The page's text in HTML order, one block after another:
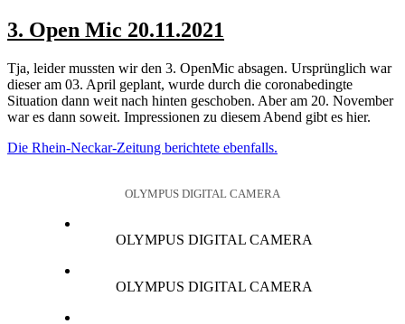
3. Open Mic 20.11.2021
Tja, leider mussten wir den 3. OpenMic absagen. Ursprünglich war
dieser am 03. April geplant, wurde durch die coronabedingte
Situation dann weit nach hinten geschoben. Aber am 20. November
war es dann soweit. Impressionen zu diesem Abend gibt es hier.
Die Rhein-Neckar-Zeitung berichtete ebenfalls.
OLYMPUS DIGITAL CAMERA
OLYMPUS DIGITAL CAMERA
OLYMPUS DIGITAL CAMERA